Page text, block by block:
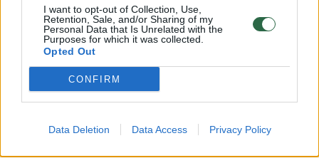
I want to opt-out of Collection, Use,
Retention, Sale, and/or Sharing of my
Personal Data that Is Unrelated with the
Purposes for which it was collected.
Opted Out
CONFIRM
Data Deletion Data Access Privacy Policy
mūsų šeimos dalis.“
D. Jacksonas sunkiai rinko žodžius: „Niekada
negalvojai, kad taip gali nutikti. Aš palūžau.
Verkiau. Tai buvo stiprus smūgis. Labai